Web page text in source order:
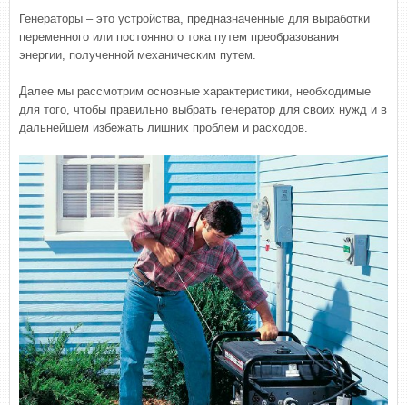
Генераторы – это устройства, предназначенные для выработки
переменного или постоянного тока путем преобразования
энергии, полученной механическим путем.
Далее мы рассмотрим основные характеристики, необходимые
для того, чтобы правильно выбрать генератор для своих нужд и в
дальнейшем избежать лишних проблем и расходов.